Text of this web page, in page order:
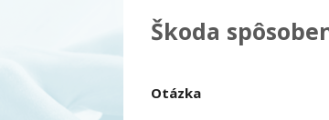
Škoda
Otázka